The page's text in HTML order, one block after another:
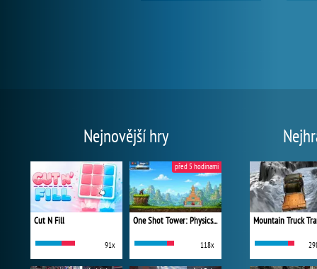
Nejnovější hry
Cut N Fill
91x
One Shot Tower: Physics Destroyer
118x
před 5 hodinami
Mountain Truck